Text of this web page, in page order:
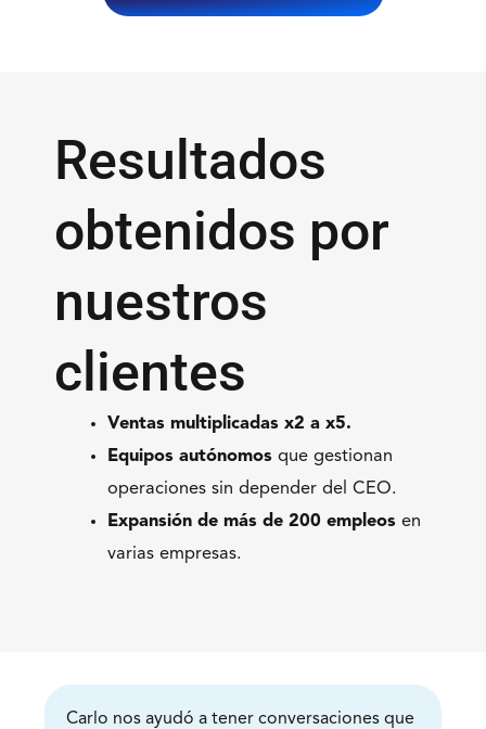
Resultados
obtenidos por
nuestros
clientes
Ventas multiplicadas x2 a x5.
Equipos autónomos que gestionan
operaciones sin depender del CEO.
Expansión de más de 200 empleos en
varias empresas.
Carlo nos ayudó a tener conversaciones que